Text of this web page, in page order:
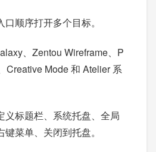
口顺序打开多个目标。
、Zentou Wireframe、P
Creative Mode 和 Atelier 系
义标题栏、系统托盘、全局
菜单、关闭到托盘。